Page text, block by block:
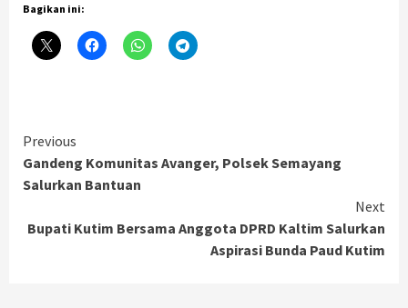
Bagikan ini:
Continue
Reading
Previous
Gandeng Komunitas Avanger, Polsek Semayang
Salurkan Bantuan
Next
Bupati Kutim Bersama Anggota DPRD Kaltim Salurkan
Aspirasi Bunda Paud Kutim